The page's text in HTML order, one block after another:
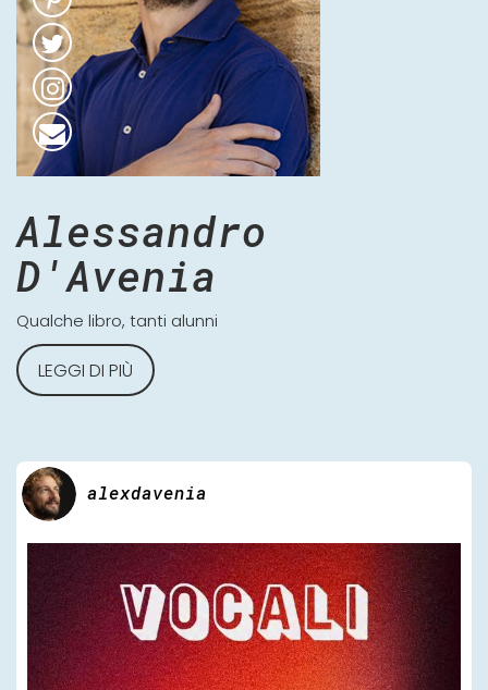
Alessandro
D'Avenia
Qualche libro, tanti alunni
LEGGI DI PIÙ
alexdavenia